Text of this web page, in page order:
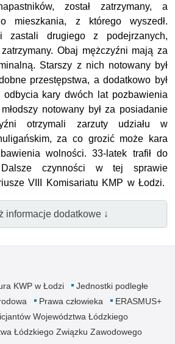
został zatrzymany, a
mieszkania, z którego wyszedł.
zastali drugiego z podejrzanych,
Obaj mężczyźni mają za
Starszy z nich notowany był
przestępstwa, a dodatkowo był
kary dwóch lat pozbawienia
notowany był za posiadanie
otrzymali zarzuty udziału w
za co grozić może kara
wolności. 33-latek trafił do
Dalsze czynności w tej sprawie
VIII Komisariatu KMP w Łodzi.
informacje dodatkowe ↓
KWP w Łodzi
Jednostki podległe
Prawa człowieka
ERASMUS+
Województwa Łódzkiego
Łódzkiego Związku Zawodowego